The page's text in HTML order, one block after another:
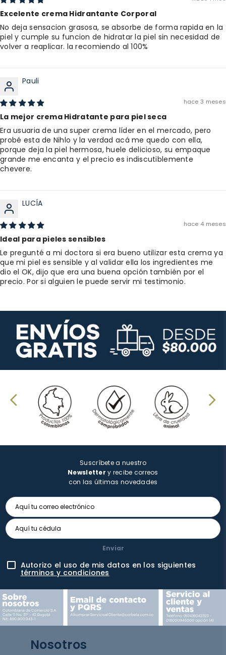
Excelente crema Hidrantante Corporal
No deja sensacion grasosa, se absorbe de forma rapida en la
piel y cumple su funcion de hidratar la piel sin necesidad de
volver a reaplicar. la recomiendo al 100%
Pauli
hace 3 meses
La mejor crema Hidratante para piel seca
Era usuaria de una super crema líder en el mercado, pero
probé esta de Nihlo y la verdad acá me quedo con ella,
porque deja la piel hermosa, huele delicioso, su empaque
grande me encanta y el precio es indiscutiblemente
chevere.
LUCÍA
hace 4 meses
Ideal para pieles sensibles
Le pregunté a mi doctora si era bueno utilizar esta crema ya
que mi piel es sensible y al validar ella los ingredientes me
dio el OK, dijo que era una buena opción también por el
precio. Por si alguien le puede servir mi testimonio.
Suscríbete a nuestro
Newsletter y recibe correos
con las últimas novedades
Enviar
Autorizo el uso de mis datos en los siguientes
términos y condiciones
Nosotros